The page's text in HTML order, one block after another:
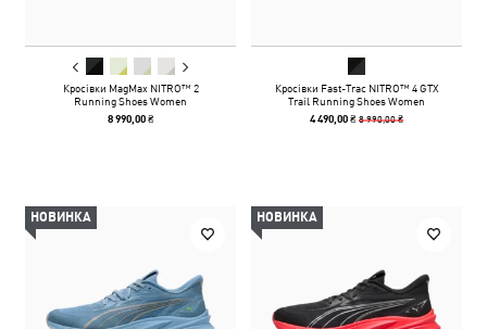
Кросівки MagMax NITRO™ 2
Running Shoes Women
8 990,00 ₴
Кросівки Fast-Trac NITRO™ 4 GTX
Trail Running Shoes Women
4 490,00 ₴8 990,00 ₴
НОВИНКА НОВИНКА